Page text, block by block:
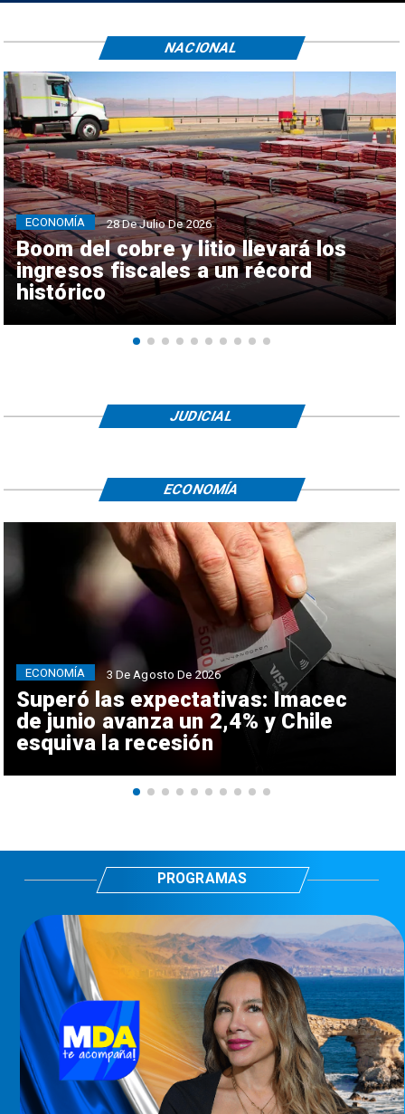
Boom del cobre y litio llevará los
ingresos fiscales a un récord
histórico
ECONOMÍA 28 De Julio De 2026
NACIONAL
JUDICIAL
Superó las expectativas: Imacec
de junio avanza un 2,4% y Chile
esquiva la recesión
ECONOMÍA 3 De Agosto De 2026
ECONOMÍA
PROGRAMAS